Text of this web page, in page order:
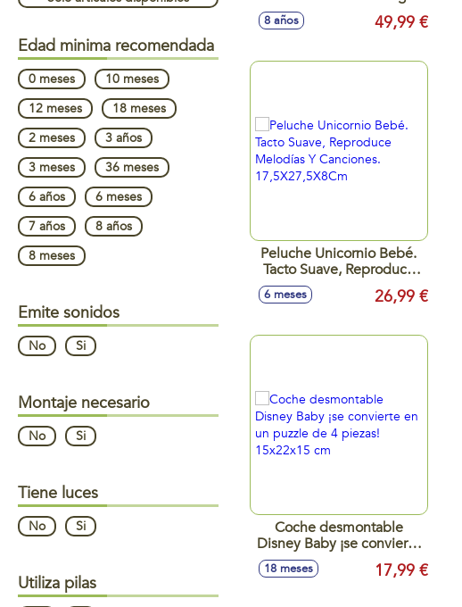
Con Gran Cantidad De
Instrumentos Para
Experimento.
8 años 49,99 €
Peluche Unicornio Bebé.
Tacto Suave, Reproduce
Melodías Y Canciones.
17,5X27,5X8Cm
6 meses 26,99 €
Coche desmontable
Disney Baby ¡se convierte
en un puzzle de 4 piezas!
15x22x15 cm
18 meses 17,99 €
Edad minima recomendada
0 meses
10 meses
12 meses
18 meses
2 meses
3 años
3 meses
36 meses
6 años
6 meses
7 años
8 años
8 meses
Emite sonidos
No Si
Montaje necesario
No Si
Tiene luces
No Si
Utiliza pilas